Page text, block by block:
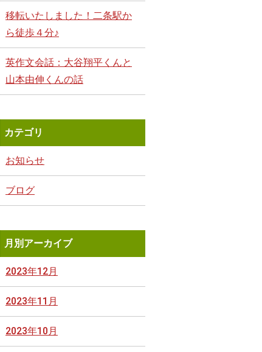
移転いたしました！二条駅か
ら徒歩４分♪
英作文会話：大谷翔平くんと
山本由伸くんの話
カテゴリ
お知らせ
ブログ
月別アーカイブ
2023年12月
2023年11月
2023年10月